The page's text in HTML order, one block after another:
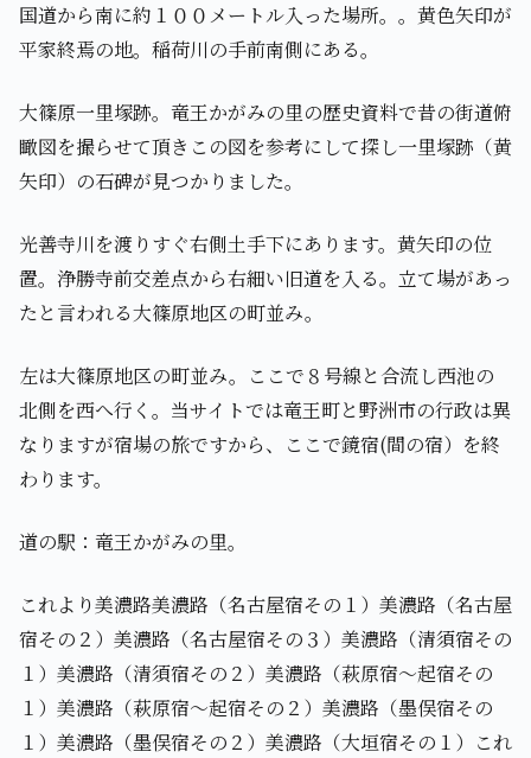
国道から南に約１００メートル入った場所。。黄色矢印が
平家終焉の地。稲荷川の手前南側にある。
大篠原一里塚跡。竜王かがみの里の歴史資料で昔の街道俯
瞰図を撮らせて頂きこの図を参考にして探し一里塚跡（黄
矢印）の石碑が見つかりました。
光善寺川を渡りすぐ右側土手下にあります。黄矢印の位
置。浄勝寺前交差点から右細い旧道を入る。立て場があっ
たと言われる大篠原地区の町並み。
左は大篠原地区の町並み。ここで８号線と合流し西池の
北側を西へ行く。当サイトでは竜王町と野洲市の行政は異
なりますが宿場の旅ですから、ここで鏡宿(間の宿）を終
わります。
道の駅：竜王かがみの里。
これより美濃路美濃路（名古屋宿その１）美濃路（名古屋
宿その２）美濃路（名古屋宿その３）美濃路（清須宿その
１）美濃路（清須宿その２）美濃路（萩原宿～起宿その
１）美濃路（萩原宿～起宿その２）美濃路（墨俣宿その
１）美濃路（墨俣宿その２）美濃路（大垣宿その１）これ